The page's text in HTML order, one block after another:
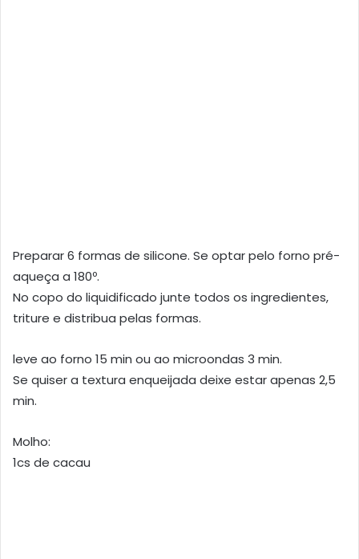
Preparar 6 formas de silicone. Se optar pelo forno pré-
aqueça a 180º.
No copo do liquidificado junte todos os ingredientes,
triture e distribua pelas formas.
leve ao forno 15 min ou ao microondas 3 min.
Se quiser a textura enqueijada deixe estar apenas 2,5
min.
Molho:
1cs de cacau